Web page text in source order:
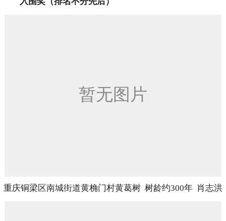
重庆铜梁区南城街道黄桷门村黄葛树 树龄约300年 肖志洪